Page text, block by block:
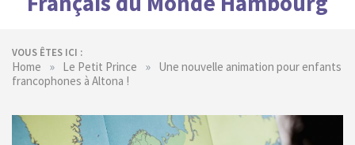
VOUS ÊTES ICI :
Home » Le Petit Prince » Une nouvelle animation pour enfants
francophones à Altona !